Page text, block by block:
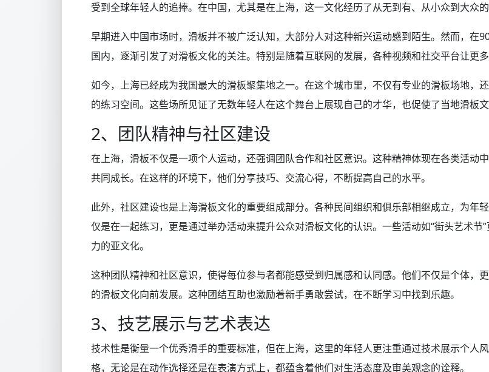
受到全球年轻人的追捧。在中国，尤其是在上海，这一文化经历了从无到有、从小众到大众的
早期进入中国市场时，滑板并不被广泛认知，大部分人对这种新兴运动感到陌生。然而，在
国内，逐渐引发了对滑板文化的关注。特别是随着互联网的发展，各种视频和社交平台让更
如今，上海已经成为我国最大的滑板聚集地之一。在这个城市里，不仅有专业的滑板场地，
的练习空间。这些场所见证了无数年轻人在这个舞台上展现自己的才华，也促使了当地滑板文
2、团队精神与社区建设
在上海，滑板不仅是一项个人运动，还强调团队合作和社区意识。这种精神体现在各类活动
共同成长。在这样的环境下，他们分享技巧、交流心得，不断提高自己的水平。
此外，社区建设也是上海滑板文化的重要组成部分。各种民间组织和俱乐部相继成立，为年
仅是在一起练习，更是通过举办活动来提升公众对滑板文化的认识。一些活动如“街头艺术
力的亚文化。
这种团队精神和社区意识，使得每位参与者都能感受到归属感和认同感。他们不仅是个体，
的滑板文化向前发展。这种团结互助也激励着新手勇敢尝试，在不断学习中找到乐趣。
3、技艺展示与艺术表达
技术性是衡量一个优秀滑手的重要标准，但在上海，这里的年轻人更注重通过技术展示个人
格，无论是在动作选择还是在表演方式上，都蕴含着他们对生活态度及审美观念的诠释。